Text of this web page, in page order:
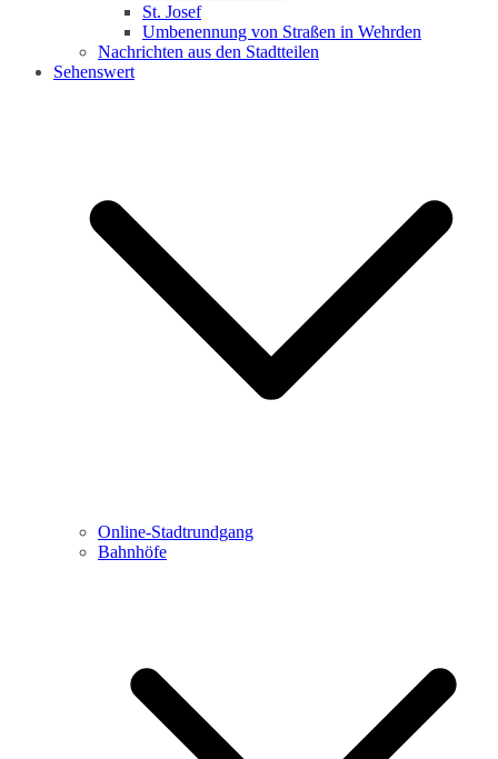
St. Josef
Umbenennung von Straßen in Wehrden
Nachrichten aus den Stadtteilen
Sehenswert
Online-Stadtrundgang
Bahnhöfe